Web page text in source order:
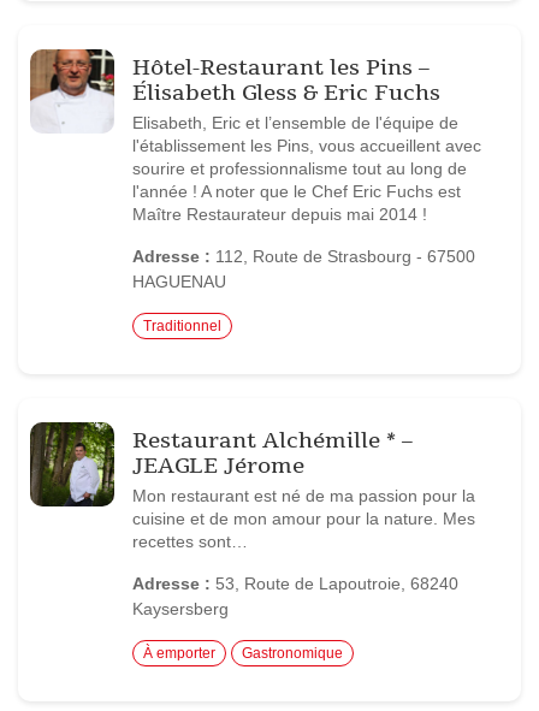
Hôtel-Restaurant les Pins –
Élisabeth Gless & Eric Fuchs
Elisabeth, Eric et l’ensemble de l'équipe de
l'établissement les Pins, vous accueillent avec
sourire et professionnalisme tout au long de
l'année ! A noter que le Chef Eric Fuchs est
Maître Restaurateur depuis mai 2014 !
Adresse : 112, Route de Strasbourg - 67500
HAGUENAU
Traditionnel
Restaurant Alchémille * –
JEAGLE Jérome
Mon restaurant est né de ma passion pour la
cuisine et de mon amour pour la nature. Mes
recettes sont…
Adresse : 53, Route de Lapoutroie, 68240
Kaysersberg
À emporter Gastronomique